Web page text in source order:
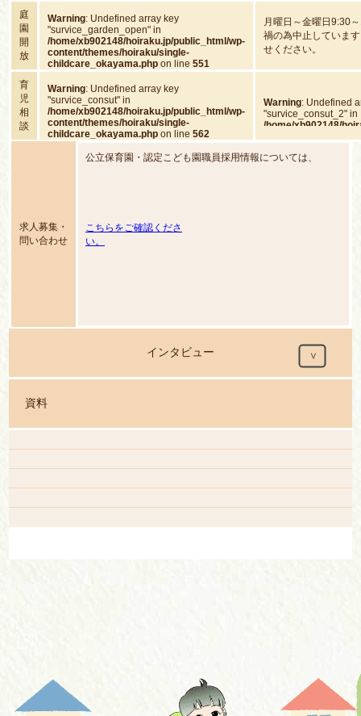
庭
園
開
放
Warning: Undefined array key
"survice_garden_open" in
/home/xb902148/hoiraku.jp/public_html/wp-
content/themes/hoiraku/single-
childcare_okayama.php on line551
月曜日～金曜日9:30
禍の為中止していま
せください。
育
児
相
談
Warning: Undefined array key
"survice_consut" in
/home/xb902148/hoiraku.jp/public_html/wp-
content/themes/hoiraku/single-
childcare_okayama.php on line562
Warning: Undefined
"survice_consut_2" in
/home/xb902148/
求人募集・
問い合わせ
公立保育園・認定こども園職員採用情報については、
こちらをご確認くださ
い。
インタビュー
資料